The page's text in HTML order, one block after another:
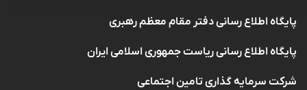
پایگاه اطلاع رسانی دفتر مقام معظم رهبری
پایگاه اطلاع رسانی ریاست جمهوری اسلامی ایران
شرکت سرمایه گذاری تامین اجتماعی